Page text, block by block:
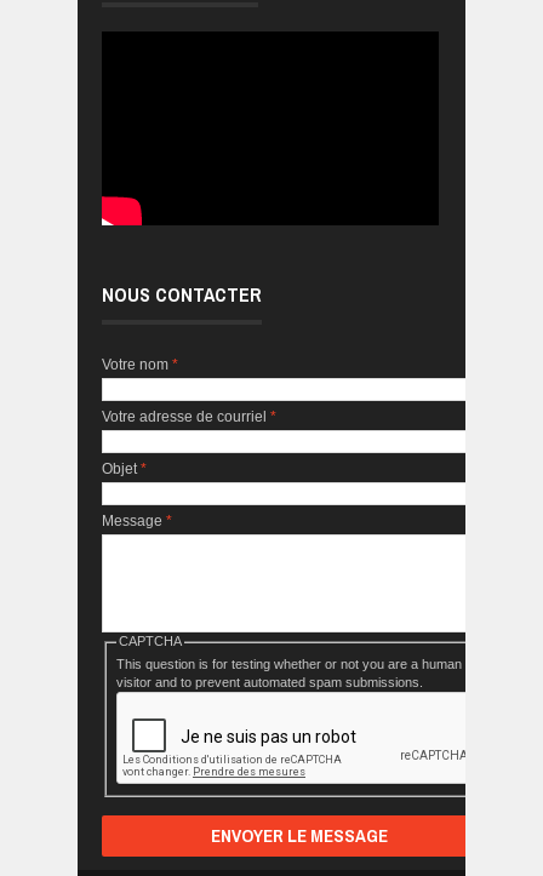
NOUS CONTACTER
Votre nom *
Votre adresse de courriel *
Objet*
Message *
CAPTCHA
This question is for testing whether or not you are a human
visitor and to prevent automated spam submissions.